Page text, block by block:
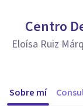
Centro
Eloísa Ruiz
Sobre mí